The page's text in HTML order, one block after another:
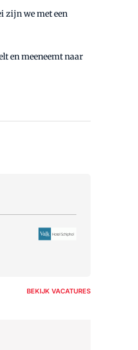
zijn we met een
en meeneemt naar
BEKIJK VACATURES